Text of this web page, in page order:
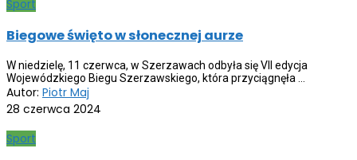
Sport
Biegowe święto w słonecznej aurze
W niedzielę, 11 czerwca, w Szerzawach odbyła się VII edycja
Wojewódzkiego Biegu Szerzawskiego, która przyciągnęła ...
Autor: Piotr Maj
28 czerwca 2024
Sport